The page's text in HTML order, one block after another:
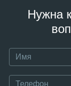
Нужна